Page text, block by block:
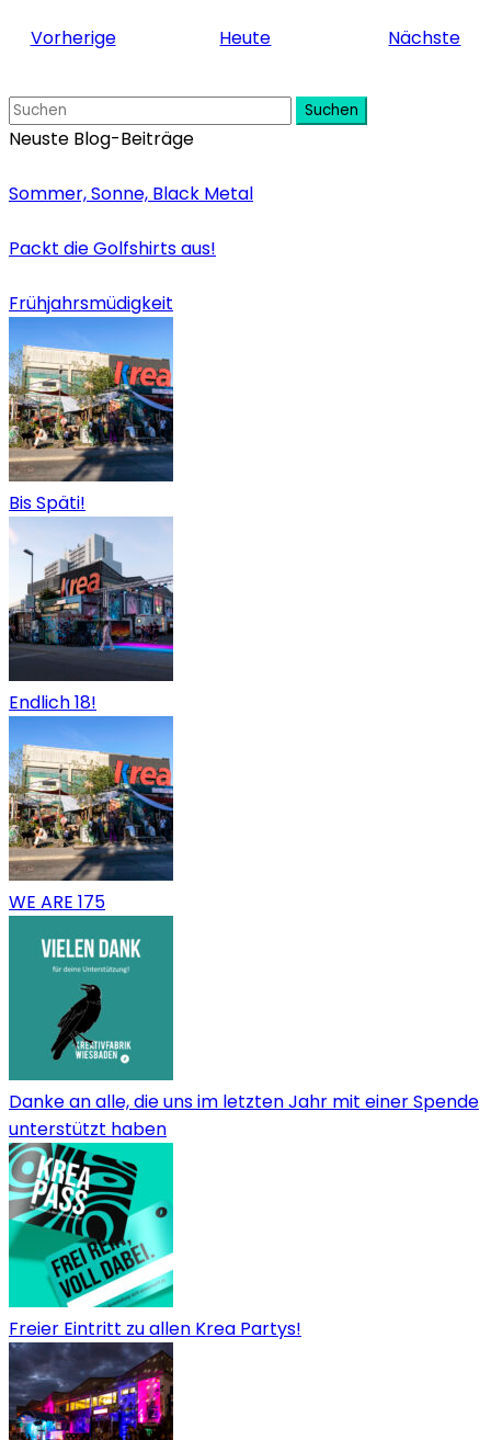
VorherigeVeranstaltungen
Heute Nächste
Suchen
Neuste Blog-Beiträge
Sommer, Sonne, Black Metal
Packt die Golfshirts aus!
Frühjahrsmüdigkeit
Bis Späti!
Endlich 18!
WE ARE 175
Danke an alle, die uns im letzten Jahr mit einer Spende
unterstützt haben
Freier Eintritt zu allen Krea Partys!